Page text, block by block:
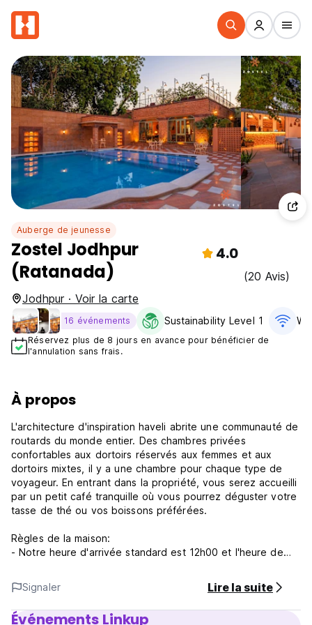
Auberge de jeunesse
Zostel Jodhpur
(Ratanada)
4.0
(20 Avis)
Jodhpur · Voir la carte
16 événements Sustainability Level 1
Réservez plus de 8 jours en avance pour bénéficier de
l'annulation sans frais.
À propos
L'architecture d'inspiration haveli abrite une communauté de
routards du monde entier. Des chambres privées
confortables aux dortoirs réservés aux femmes et aux
dortoirs mixtes, il y a une chambre pour chaque type de
voyageur. En entrant dans la propriété, vous serez accueilli
par un petit café tranquille où vous pourrez déguster votre
tasse de thé ou vos boissons préférées.
Règles de la maison:
- Notre heure d'arrivée standard est 12h00 et l'heure de
anticipé et de départ tardif sont soumises à disponibilité et
peuvent également entraîner des frais supplémentaires à la
discrétion de l'établissement.
- Nous N'autorisons strictement PAS un groupe de plus de 8
Signaler Lire la suite
Événements Linkup